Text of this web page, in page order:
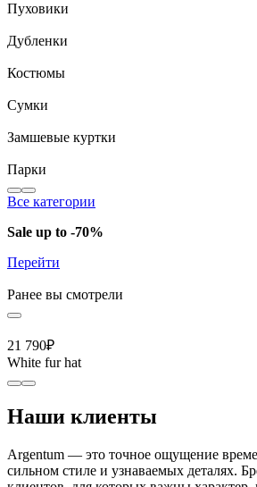
Пуховики
Дубленки
Костюмы
Сумки
Замшевые куртки
Парки
Все категории
Sale up to -70%
Перейти
Ранее вы смотрели
21 790₽
White fur hat
Наши клиенты
Argentum — это точное ощущение
сильном стиле и узнаваемых деталях.